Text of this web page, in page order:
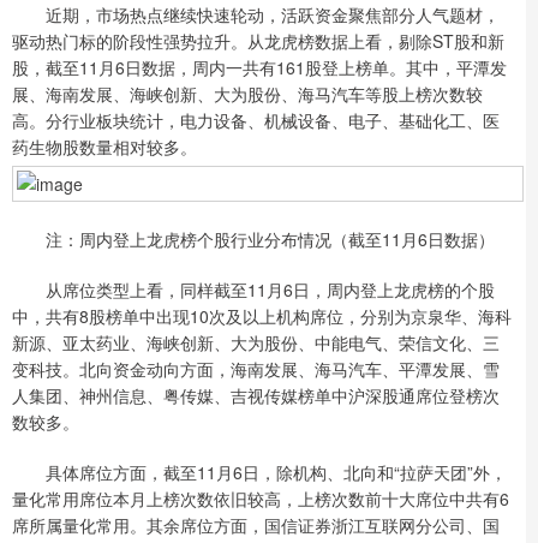
近期，市场热点继续快速轮动，活跃资金聚焦部分人气题材，
驱动热门标的阶段性强势拉升。从龙虎榜数据上看，剔除ST股和新
股，截至11月6日数据，周内一共有161股登上榜单。其中，平潭发
展、海南发展、海峡创新、大为股份、海马汽车等股上榜次数较
高。分行业板块统计，电力设备、机械设备、电子、基础化工、医
药生物股数量相对较多。
注：周内登上龙虎榜个股行业分布情况（截至11月6日数据）
从席位类型上看，同样截至11月6日，周内登上龙虎榜的个股
中，共有8股榜单中出现10次及以上机构席位，分别为京泉华、海科
新源、亚太药业、海峡创新、大为股份、中能电气、荣信文化、三
变科技。北向资金动向方面，海南发展、海马汽车、平潭发展、雪
人集团、神州信息、粤传媒、吉视传媒榜单中沪深股通席位登榜次
数较多。
具体席位方面，截至11月6日，除机构、北向和“拉萨天团”外，
量化常用席位本月上榜次数依旧较高，上榜次数前十大席位中共有6
席所属量化常用。其余席位方面，国信证券浙江互联网分公司、国